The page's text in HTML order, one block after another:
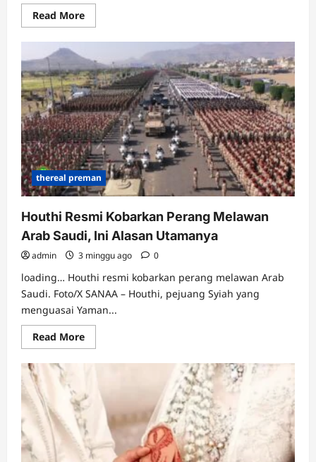
Read MoreRead
more
Curhat
Lionel
Messi
usai
Dibungkam
Spanyol
Luka
Ini
Butuh
Waktu
untuk
Sembuh
thereal preman
Houthi Resmi Kobarkan Perang Melawan
Arab Saudi, Ini Alasan Utamanya
admin 3 minggu ago 0
loading… Houthi resmi kobarkan perang melawan Arab
Saudi. Foto/X SANAA – Houthi, pejuang Syiah yang
menguasai Yaman...
Read MoreRead
more
Houthi
Perang
Melawan
Arab
Saudi,
Ini
Alasan
Utamanya